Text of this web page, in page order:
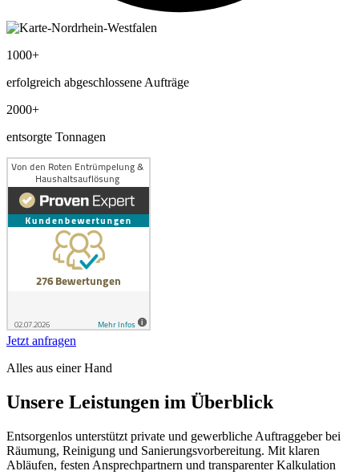
1000+
erfolgreich abgeschlossene Aufträge
2000+
entsorgte Tonnagen
Jetzt anfragen
Alles aus einer Hand
Unsere Leistungen im Überblick
Entsorgenlos unterstützt private und gewerbliche Auftraggeber bei
Räumung, Reinigung und Sanierungsvorbereitung. Mit klaren
Abläufen, festen Ansprechpartnern und transparenter Kalkulation